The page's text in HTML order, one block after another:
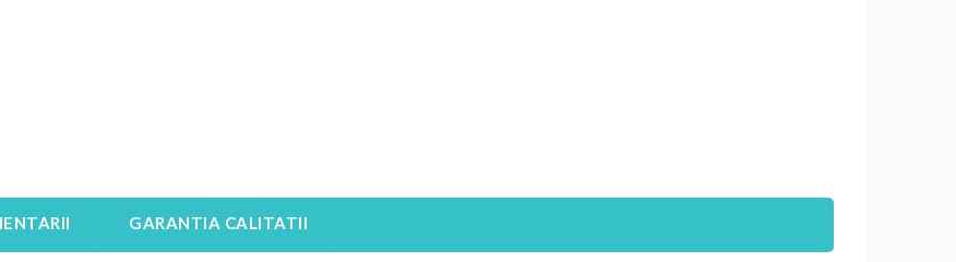
GARANTIA CALITATII